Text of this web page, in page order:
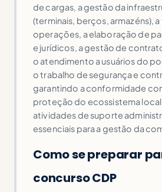
de cargas, a gestão da
(terminais, berços, armazéns),
operações, a elaboração de
e jurídicos, a gestão de
o atendimento a usuários do
o trabalho de segurança e
garantindo a conformidade
proteção do ecossistema
atividades de suporte
essenciais para a gestão da
Como se preparar
concurso CDP